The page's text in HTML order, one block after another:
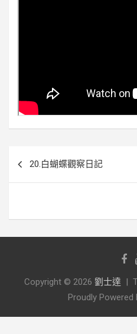
20.白蝴蝶觀察日記
Copyright © 2026 劉士達
Proudly Powered